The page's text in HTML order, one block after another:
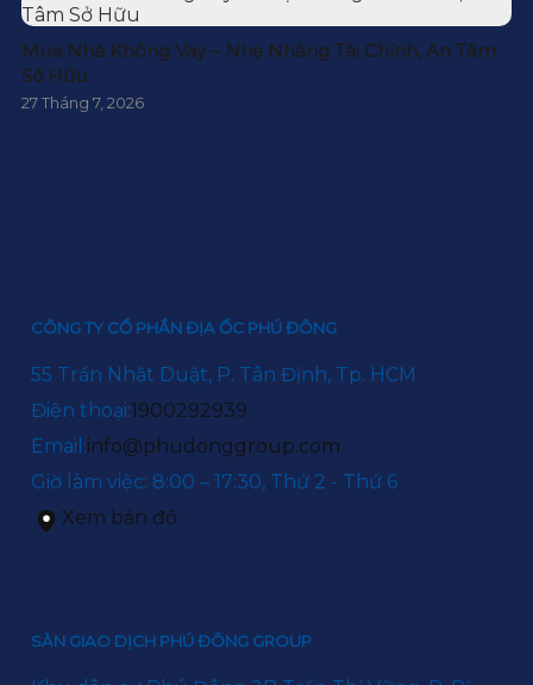
Mua Nhà Không Vay – Nhẹ Nhàng Tài Chính, An Tâm
Sở Hữu
27 Tháng 7, 2026
CÔNG TY CỔ PHẦN ĐỊA ỐC PHÚ ĐÔNG
55 Trần Nhật Duật, P. Tân Định, Tp. HCM
Điện thoại:1900292939
Email:info@phudonggroup.com
Giờ làm việc: 8:00 – 17:30, Thứ 2 - Thứ 6
Xem bản đồ
SÀN GIAO DỊCH PHÚ ĐÔNG GROUP